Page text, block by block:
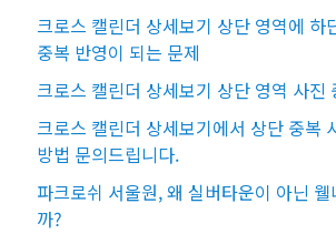
크로스 캘린더 상세보기 상단 영역에 하
중복 반영이 되는 문제
크로스 캘린더 상세보기 상단 영역 사진
크로스 캘린더 상세보기에서 상단 중복
방법 문의드립니다.
파크로쉬 서울원, 왜 실버타운이 아닌
까?